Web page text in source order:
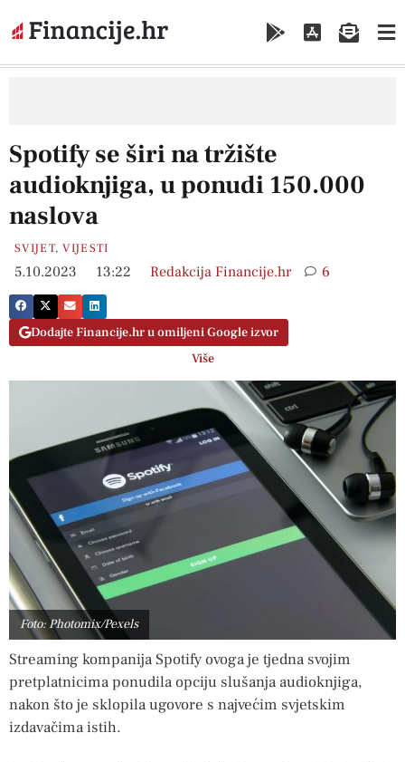
Spotify se širi na tržište
audioknjiga, u ponudi 150.000
naslova
SVIJET,VIJESTI
5.10.2023 13:22 Redakcija Financije.hr 6
Dodajte Financije.hr u omiljeni Google izvor
Više
Foto: Photomix/Pexels
Streaming kompanija Spotify ovoga je tjedna svojim
pretplatnicima ponudila opciju slušanja audioknjiga,
nakon što je sklopila ugovore s najvećim svjetskim
izdavačima istih.